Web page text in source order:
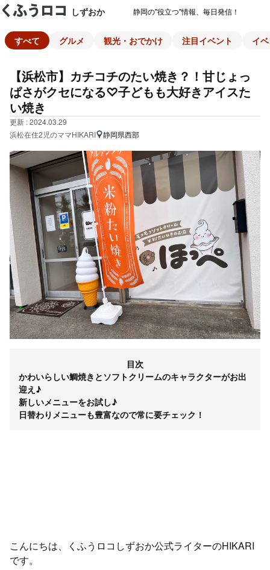
しずおか 静岡の"役立つ"情報、毎日発信！
すべて グルメ 観光・おでかけ 注目イベント イ
【浜松市】カチコチのたい焼き？！甘じょっ
ぱさがクセになる♡子どもも大好きアイスた
い焼き
更新 : 2024.03.29
浜松在住2児のママHIKARI
静岡県西部
目次
かわいらしい鯛焼きとソフトクリームのキャラクターがお出
迎え♪
新しいメニューをお試し♪
日替わりメニューも豊富なので常に要チェック！
こんにちは、くふうロコしずおか公式ライターのHIKARI
です。